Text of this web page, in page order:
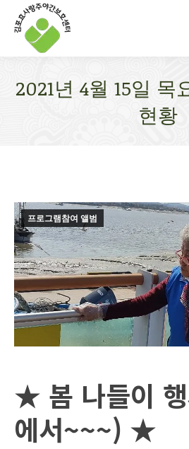
2021년 4월 15일 목
현황
프로그램참여 앨범
★ 봄 나들이
에서~~~) ★